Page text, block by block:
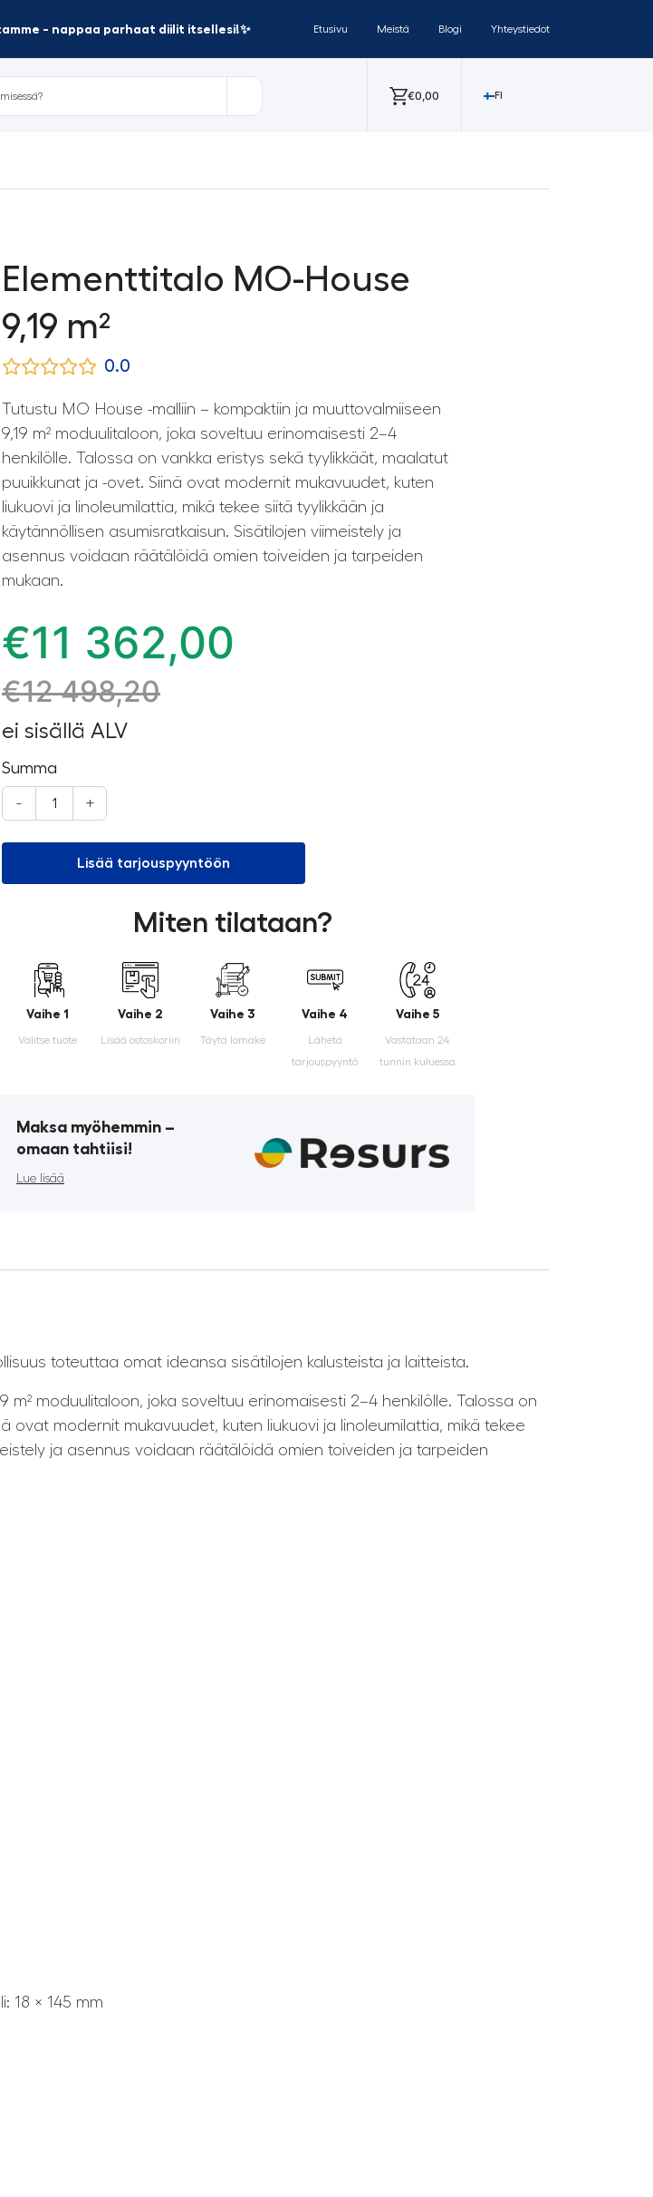
- nappaa parhaat diilit itsellesi!✨ Etusivu Meistä Blogi Yhteystiedot
€0,00 FI
Elementtitalo MO-House
9,19 m²
0.0
Tutustu MO House -malliin – kompaktiin ja muuttovalmiiseen
9,19 m² moduulitaloon, joka soveltuu erinomaisesti 2–4
henkilölle. Talossa on vankka eristys sekä tyylikkäät, maalatut
puuikkunat ja -ovet. Siinä ovat modernit mukavuudet, kuten
liukuovi ja linoleumilattia, mikä tekee siitä tyylikkään ja
käytännöllisen asumisratkaisun. Sisätilojen viimeistely ja
asennus voidaan räätälöidä omien toiveiden ja tarpeiden
mukaan.
€11 362,00
€12 498,20
ei sisällä ALV
Summa
- +
Lisää tarjouspyyntöön
Miten tilataan?
Vaihe 1
Valitse tuote
Vaihe 2
Lisää ostoskoriin
Vaihe 3
Täytä lomake
Vaihe 4
Lähetä
tarjouspyyntö
Vaihe 5
Vastataan 24
tunnin kuluessa
Maksa myöhemmin ­–
omaan tahtiisi!
Lue lisää
toteuttaa omat ideansa sisätilojen kalusteista ja laitteista.
m² moduulitaloon, joka soveltuu erinomaisesti 2–4 henkilölle. Talossa on
ovat modernit mukavuudet, kuten liukuovi ja linoleumilattia, mikä tekee
ja asennus voidaan räätälöidä omien toiveiden ja tarpeiden
18 × 145 mm